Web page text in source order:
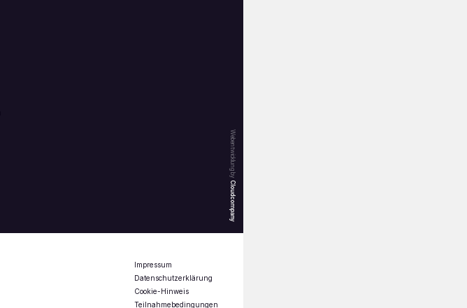
Webentwicklung by
Cloudcompany
Impressum
Datenschutzerklärung
Cookie-Hinweis
Teilnahmebedingungen